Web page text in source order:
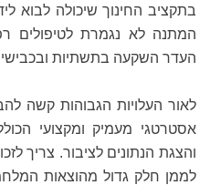
בתקציב החינוך שיכולה לבוא
המתנה לא נגמרת לטיפולים
העדר השקעה בתשתיות
לאור העלויות הגבוהות קשה
אסטרטגי מעמיק ומקצועי
והצגת הנתונים לציבור. צריך
לממן חלק גדול מהוצאות